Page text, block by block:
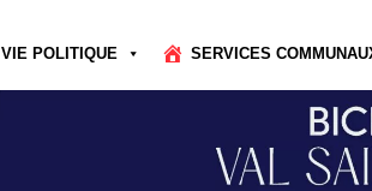
VIE POLITIQUE SERVICES